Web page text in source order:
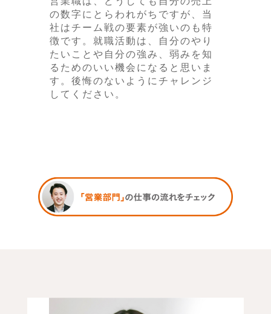
の数字にとらわれがちですが、当
社はチーム戦の要素が強いのも特
徴です。就職活動は、自分のやり
たいことや自分の強み、弱みを知
るためのいい機会になると思いま
す。後悔のないようにチャレンジ
してください。